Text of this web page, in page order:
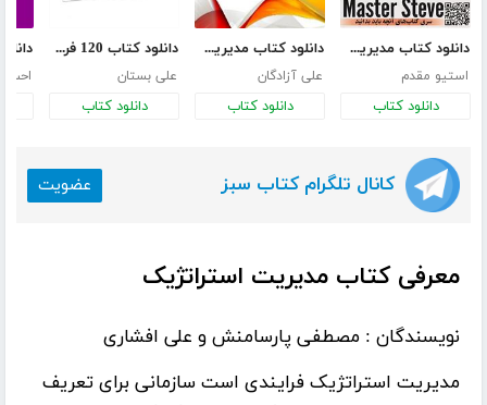
دانلود کتاب مدیریت هوشمندانه زمان
استیو مقدم
دانلود کتاب
دانلود کتاب مدیریت امور اداری
علی آزادگان
دانلود کتاب
دانلود کتاب 120 فرمان برای مدیریت
علی بستان
دانلود کتاب
کانال تلگرام کتاب سبز عضویت
معرفی کتاب مدیریت استراتژیک
نویسندگان : مصطفی پارسامنش و علی افشاری
مدیریت استراتژیک فرایندی است سازمانی برای تعریف